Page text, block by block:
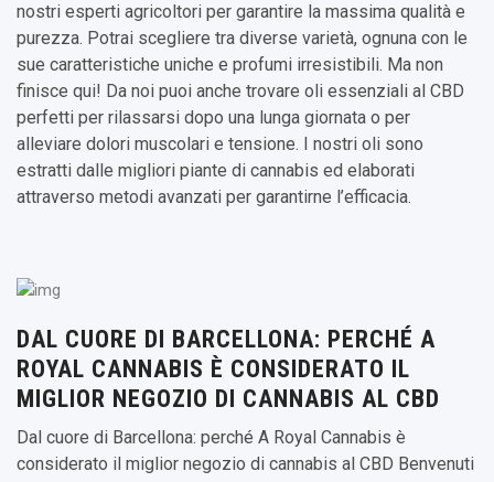
nostri esperti agricoltori per garantire la massima qualità e
purezza. Potrai scegliere tra diverse varietà, ognuna con le
sue caratteristiche uniche e profumi irresistibili. Ma non
finisce qui! Da noi puoi anche trovare oli essenziali al CBD
perfetti per rilassarsi dopo una lunga giornata o per
alleviare dolori muscolari e tensione. I nostri oli sono
estratti dalle migliori piante di cannabis ed elaborati
attraverso metodi avanzati per garantirne l’efficacia.
DAL CUORE DI BARCELLONA: PERCHÉ A
ROYAL CANNABIS È CONSIDERATO IL
MIGLIOR NEGOZIO DI CANNABIS AL CBD
Dal cuore di Barcellona: perché A Royal Cannabis è
considerato il miglior negozio di cannabis al CBD Benvenuti